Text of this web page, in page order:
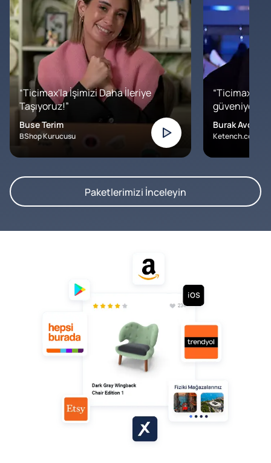
“Ticimax'la İşimizi Daha İleriye
Taşıyoruz!”
Buse Terim
BShop Kurucusu
“Ticimax'a
Burak Avcılar
Ketench.com –
Paketlerimizi İnceleyin